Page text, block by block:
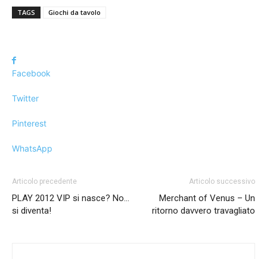
TAGS Giochi da tavolo
Facebook
Twitter
Pinterest
WhatsApp
Articolo precedente
PLAY 2012 VIP si nasce? No…
si diventa!
Articolo successivo
Merchant of Venus – Un
ritorno davvero travagliato